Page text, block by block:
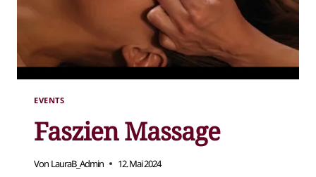
EVENTS
Faszien Massage
Von LauraB_Admin 12. Mai 2024